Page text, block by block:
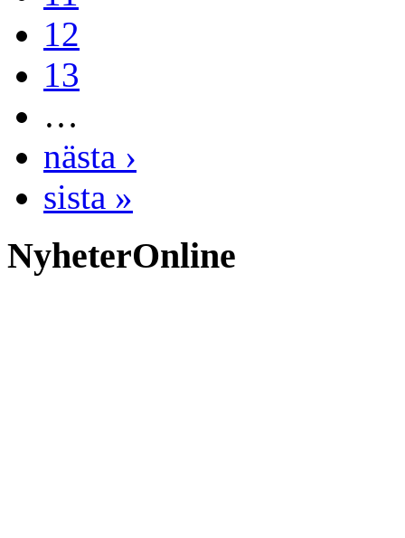
12
13
…
nästa ›
sista »
NyheterOnline